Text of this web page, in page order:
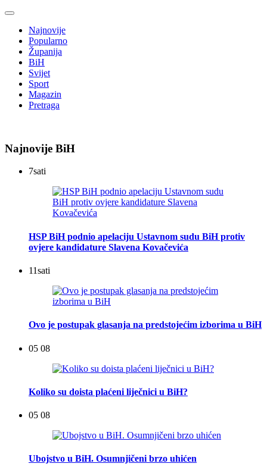
Najnovije
Popularno
Županija
BiH
Svijet
Sport
Magazin
Pretraga
Najnovije BiH
7sati
HSP BiH podnio apelaciju Ustavnom sudu BiH protiv
ovjere kandidature Slavena Kovačevića
11sati
Ovo je postupak glasanja na predstojećim izborima u BiH
05 08
Koliko su doista plaćeni liječnici u BiH?
05 08
Ubojstvo u BiH. Osumnjičeni brzo uhićen